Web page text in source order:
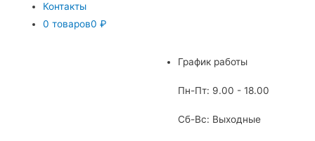
Контакты
0 товаров0 ₽
График работы
Пн-Пт: 9.00 - 18.00
Сб-Вс: Выходные